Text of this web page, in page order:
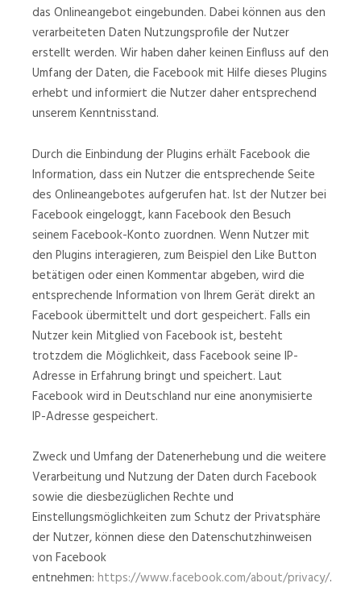
das Onlineangebot eingebunden. Dabei können aus den
verarbeiteten Daten Nutzungsprofile der Nutzer
erstellt werden. Wir haben daher keinen Einfluss auf den
Umfang der Daten, die Facebook mit Hilfe dieses Plugins
erhebt und informiert die Nutzer daher entsprechend
unserem Kenntnisstand.
Durch die Einbindung der Plugins erhält Facebook die
Information, dass ein Nutzer die entsprechende Seite
des Onlineangebotes aufgerufen hat. Ist der Nutzer bei
Facebook eingeloggt, kann Facebook den Besuch
seinem Facebook-Konto zuordnen. Wenn Nutzer mit
den Plugins interagieren, zum Beispiel den Like Button
betätigen oder einen Kommentar abgeben, wird die
entsprechende Information von Ihrem Gerät direkt an
Facebook übermittelt und dort gespeichert. Falls ein
Nutzer kein Mitglied von Facebook ist, besteht
trotzdem die Möglichkeit, dass Facebook seine IP-
Adresse in Erfahrung bringt und speichert. Laut
Facebook wird in Deutschland nur eine anonymisierte
IP-Adresse gespeichert.
Zweck und Umfang der Datenerhebung und die weitere
Verarbeitung und Nutzung der Daten durch Facebook
sowie die diesbezüglichen Rechte und
Einstellungsmöglichkeiten zum Schutz der Privatsphäre
der Nutzer, können diese den Datenschutzhinweisen
von Facebook
entnehmen: https://www.facebook.com/about/privacy/.